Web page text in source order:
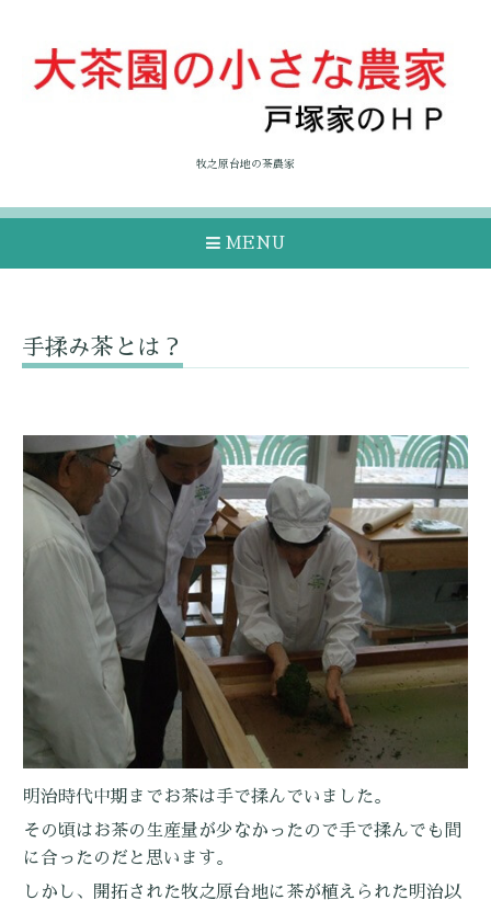
牧之原台地の茶農家
MENU
手揉み茶とは？
明治時代中期までお茶は手で揉んでいました。
その頃はお茶の生産量が少なかったので手で揉んでも間
に合ったのだと思います。
しかし、開拓された牧之原台地に茶が植えられた明治以